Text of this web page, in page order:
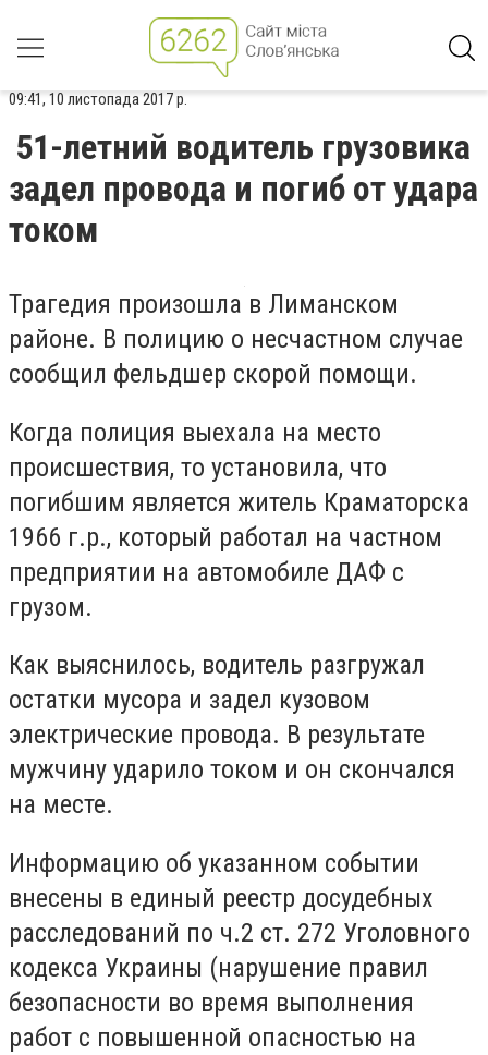
09:41, 10 листопада 2017 р.
51-летний водитель грузовика
задел провода и погиб от удара
током
Трагедия произошла в Лиманском
районе. В полицию о несчастном случае
сообщил фельдшер скорой помощи.
Когда полиция выехала на место
происшествия, то установила, что
погибшим является житель Краматорска
1966 г.р., который работал на частном
предприятии на автомобиле ДАФ с
грузом.
Как выяснилось, водитель разгружал
остатки мусора и задел кузовом
электрические провода. В результате
мужчину ударило током и он скончался
на месте.
Информацию об указанном событии
внесены в единый реестр досудебных
расследований по ч.2 ст. 272 Уголовного
кодекса Украины (нарушение правил
безопасности во время выполнения
работ с повышенной опасностью на